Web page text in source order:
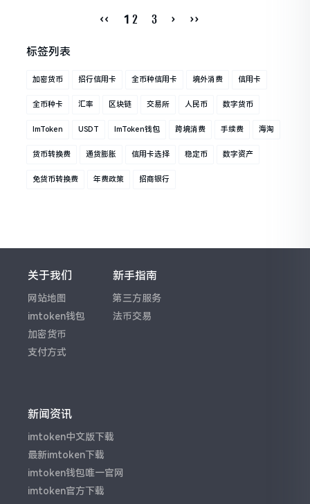
‹‹ 1 2 3 › ››
标签列表
加密货币 招行信用卡 全币种信用卡 境外消费 信用卡
全币种卡 汇率 区块链 交易所 人民币 数字货币
ImToken USDT ImToken钱包 跨境消费 手续费 海淘
货币转换费 通货膨胀 信用卡选择 稳定币 数字资产
免货币转换费 年费政策 招商银行
关于我们
网站地图
imtoken钱包
加密货币
支付方式
新手指南
第三方服务
法币交易
新闻资讯
imtoken中文版下载
最新imtoken下载
imtoken钱包唯一官网
imtoken官方下载